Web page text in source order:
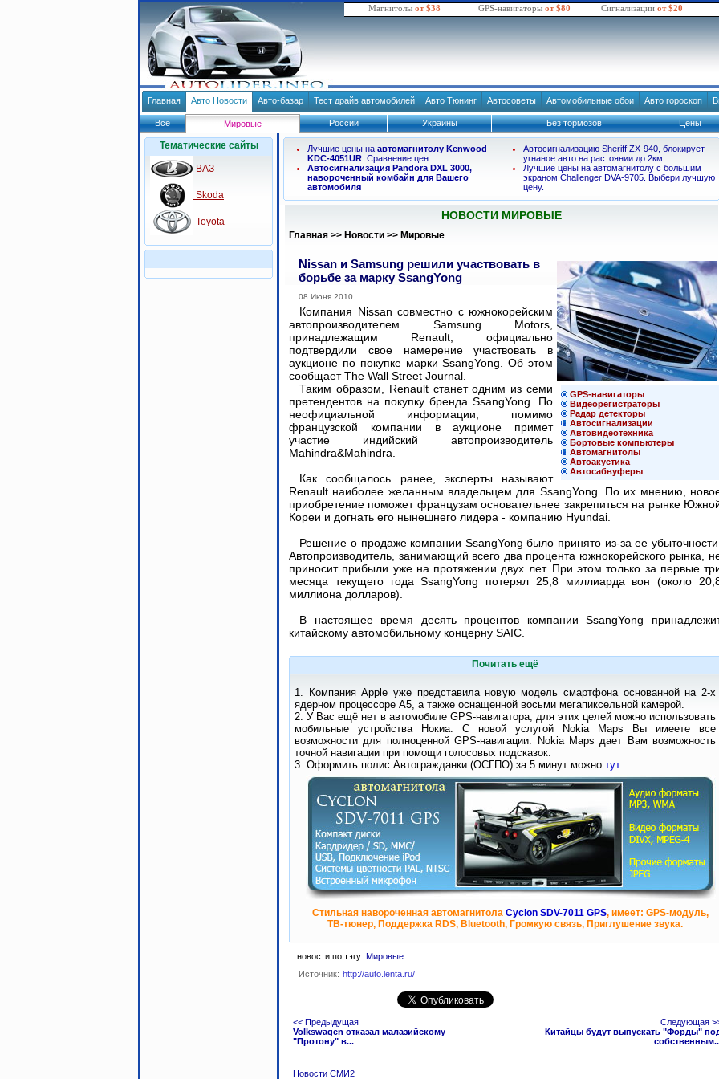
Магнитолы от $38 GPS-навигаторы от $80 Сигнализации от $20
Главная Авто Новости Авто-базар Тест драйв автомобилей Авто Тюнинг Автосоветы Автомобильные обои Авто гороскоп
Все Мировые России Украины Без тормозов Цены
Тематические сайты
ВАЗ
Skoda
Toyota
Лучшие цены на автомагнитолу Kenwood
KDC-4051UR . Сравнение цен.
Автосигнализация Pandora DXL 3000,
навороченный комбайн для Вашего
автомобиля
Автосигнализацию Sheriff ZX-940, блокирует
угнаное авто на растоянии до 2км.
Лучшие цены на автомагнитолу с большим
экраном Challenger DVA-9705. Выбери лучшую
цену.
НОВОСТИ МИРОВЫЕ
Главная >> Новости >> Мировые
GPS-навигаторы
Видеорегистраторы
Радар детекторы
Автосигнализации
Автовидеотехника
Бортовые компьютеры
Автомагнитолы
Автоакустика
Автосабвуферы
Nissan и Samsung решили участвовать в
борьбе за марку SsangYong
08 Июня 2010
Компания Nissan совместно с южнокорейским
автопроизводителем Samsung Motors,
принадлежащим Renault, официально
подтвердили свое намерение участвовать в
аукционе по покупке марки SsangYong. Об этом
сообщает The Wall Street Journal.
Таким образом, Renault станет одним из семи
претендентов на покупку бренда SsangYong. По
неофициальной информации, помимо
французской компании в аукционе примет
участие индийский автопроизводитель
Mahindra&Mahindra.
Как сообщалось ранее, эксперты называют
Renault наиболее желанным владельцем для SsangYong. По их мнению,
приобретение поможет французам основательнее закрепиться на рынке
Кореи и догнать его нынешнего лидера - компанию Hyundai.
Решение о продаже компании SsangYong было принято из-за ее убыточности.
Автопроизводитель, занимающий всего два процента южнокорейского рынка,
приносит прибыли уже на протяжении двух лет. При этом только за первые
месяца текущего года SsangYong потерял 25,8 миллиарда вон (около
миллиона долларов).
В настоящее время десять процентов компании SsangYong
китайскому автомобильному концерну SAIC.
Почитать ещё
1. Компания Apple уже представила новую модель смартфона основанной на 2-х
ядерном процессоре А5, а также оснащенной восьми мегапиксельной камерой.
2. У Вас ещё нет в автомобиле GPS-навигатора, для этих целей можно использовать
мобильные устройства Нокиа. С новой услугой Nokia Maps Вы имеете все
возможности для полноценной GPS-навигации. Nokia Maps дает Вам возможность
точной навигации при помощи голосовых подсказок.
3. Оформить полис Автогражданки (ОСГПО) за 5 минут можно тут
Стильная навороченная автомагнитолаCyclon SDV-7011 GPS, имеет: GPS-модуль,
ТВ-тюнер, Поддержка RDS, Bluetooth, Громкую связь, Приглушение звука.
новости по тэгу: Мировые
Источник: http://auto.lenta.ru/
<< Предыдущая
Volkswagen отказал малазийскому
"Протону" в...
Следующая
Китайцы будут выпускать "Форды"
Новости СМИ2